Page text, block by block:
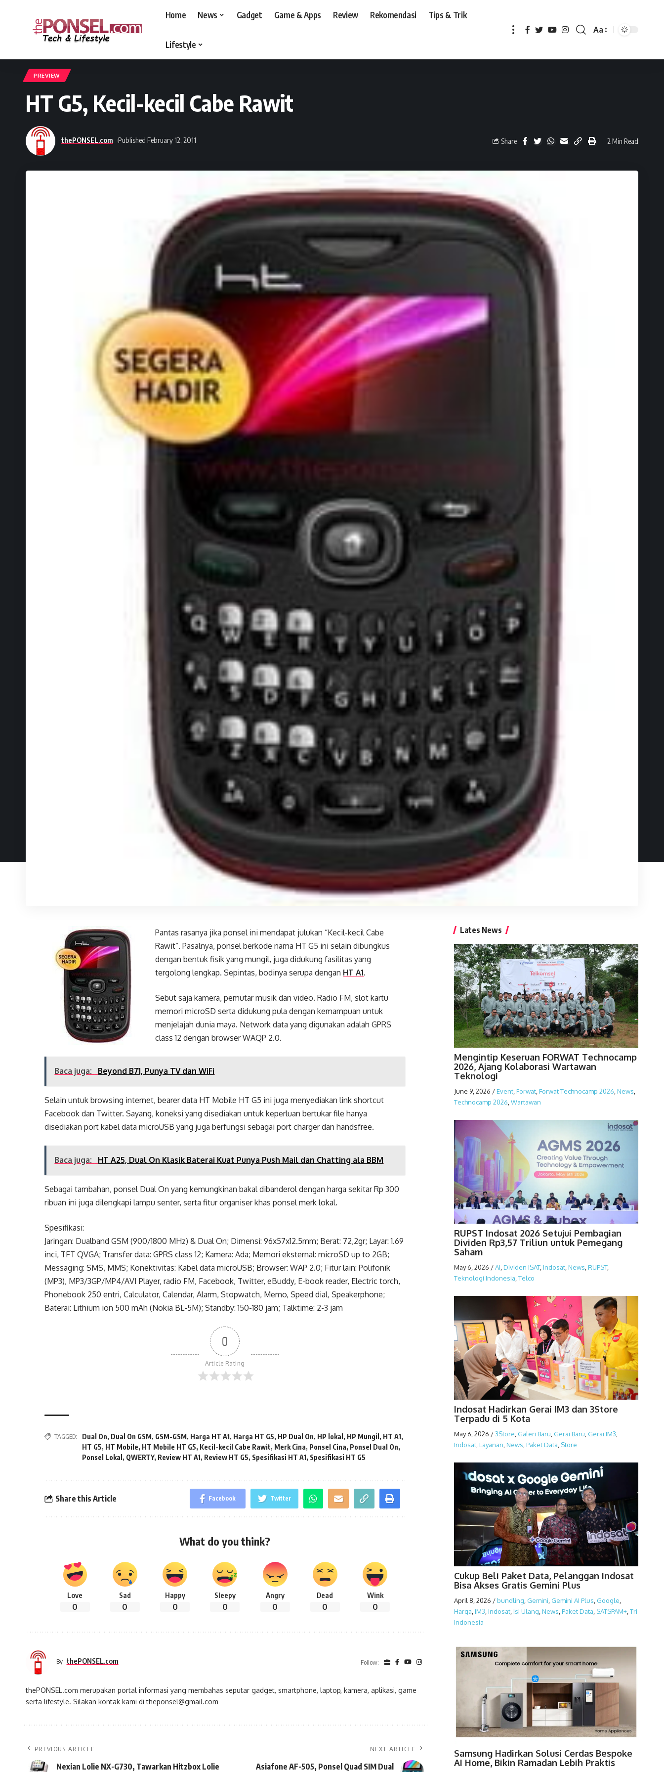
Home News Gadget Game & Apps Review Rekomendasi Tips & Trik
Lifestyle
Aa
PREVIEW
HT G5, Kecil-kecil Cabe Rawit
thePONSEL.com Published February 12, 2011 Share 2 Min Read
Pantas rasanya jika ponsel ini mendapat julukan “Kecil-kecil Cabe
Rawit”. Pasalnya, ponsel berkode nama HT G5 ini selain dibungkus
dengan bentuk fisik yang mungil, juga didukung fasilitas yang
tergolong lengkap. Sepintas, bodinya serupa dengan HT A1.
Sebut saja kamera, pemutar musik dan video. Radio FM, slot kartu
memori microSD serta didukung pula dengan kemampuan untuk
menjelajah dunia maya. Network data yang digunakan adalah GPRS
class 12 dengan browser WAQP 2.0.
Baca juga: Beyond B71, Punya TV dan WiFi
Selain untuk browsing internet, bearer data HT Mobile HT G5 ini juga menyediakan link shortcut
Facebook dan Twitter. Sayang, koneksi yang disediakan untuk keperluan bertukar file hanya
disediakan port kabel data microUSB yang juga berfungsi sebagai port charger dan handsfree.
Baca juga: HT A25, Dual On Klasik Baterai Kuat Punya Push Mail dan Chatting ala BBM
Sebagai tambahan, ponsel Dual On yang kemungkinan bakal dibanderol dengan harga sekitar Rp 300
ribuan ini juga dilengkapi lampu senter, serta fitur organiser khas ponsel merk lokal.
Spesifikasi:
Jaringan: Dualband GSM (900/1800 MHz) & Dual On; Dimensi: 96x57x12.5mm; Berat: 72,2gr; Layar: 1.69
inci, TFT QVGA; Transfer data: GPRS class 12; Kamera: Ada; Memori eksternal: microSD up to 2GB;
Messaging: SMS, MMS; Konektivitas: Kabel data microUSB; Browser: WAP 2.0; Fitur lain: Polifonik
(MP3), MP3/3GP/MP4/AVI Player, radio FM, Facebook, Twitter, eBuddy, E-book reader, Electric torch,
Phonebook 250 entri, Calculator, Calendar, Alarm, Stopwatch, Memo, Speed dial, Speakerphone;
Baterai: Lithium ion 500 mAh (Nokia BL-5M); Standby: 150-180 jam; Talktime: 2-3 jam
0
Article Rating
TAGGED: Dual On, Dual On GSM, GSM-GSM, Harga HT A1, Harga HT G5, HP Dual On, HP lokal , HP Mungil , HT A1,
HT G5, HT Mobile, HT Mobile HT G5, Kecil-kecil Cabe Rawit, Merk Cina, Ponsel Cina, Ponsel Dual On,
Ponsel Lokal , QWERTY, Review HT A1, Review HT G5, Spesifikasi HT A1, Spesifikasi HT G5
Share this Article Facebook Twitter
What do you think?
Love
0
Sad
0
Happy
0
Sleepy
0
Angry
0
Dead
0
Wink
0
By thePONSEL.com Follow:
thePONSEL.com merupakan portal informasi yang membahas seputar gadget, smartphone, laptop, kamera, aplikasi, game
serta lifestyle. Silakan kontak kami di theponsel@gmail.com
PREVIOUS ARTICLE
Nexian Lolie NX-G730, Tawarkan Hitzbox Lolie
NEXT ARTICLE
Asiafone AF-505, Ponsel Quad SIM Dual
Lates News
Mengintip Keseruan FORWAT Technocamp
2026, Ajang Kolaborasi Wartawan
Teknologi
June 9, 2026 /Event, Forwat, Forwat Technocamp 2026 News
Technocamp 2026 Wartawan
RUPST Indosat 2026 Setujui Pembagian
Dividen Rp3,57 Triliun untuk Pemegang
Saham
May 6, 2026 /AI,Dividen ISAT,Indosat,News,RUPST,
Teknologi Indonesia,Telco
Indosat Hadirkan Gerai IM3 dan 3Store
Terpadu di 5 Kota
May 6, 2026 /3Store, Galeri Baru, Gerai Baru, Gerai IM3,
Indosat,Layanan,News,Paket Data, Store
Cukup Beli Paket Data, Pelanggan Indosat
Bisa Akses Gratis Gemini Plus
April 8, 2026 /bundling, Gemini, Gemini AI Plus, Google,
Harga,IM3,Indosat,Isi Ulang,News,Paket Data, SATSPAM+,Tri
Indonesia
Samsung Hadirkan Solusi Cerdas Bespoke
AI Home, Bikin Ramadan Lebih Praktis